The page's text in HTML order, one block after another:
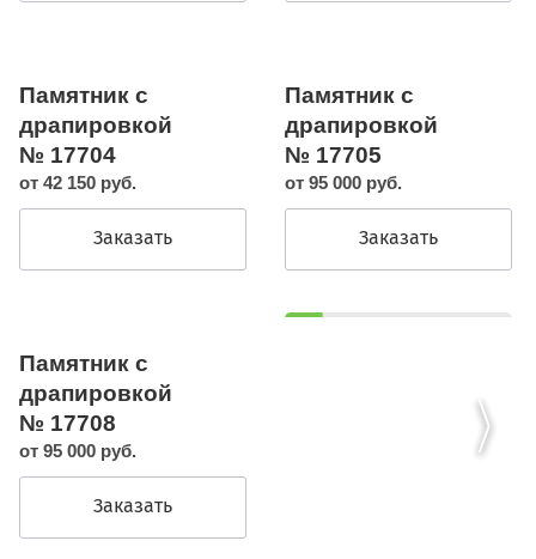
Памятник с
драпировкой
№ 17704
от 42 150 руб.
Заказать
Памятник с
драпировкой
№ 17705
от 95 000 руб.
Заказать
Памятник с
драпировкой
№ 17708
от 95 000 руб.
Заказать